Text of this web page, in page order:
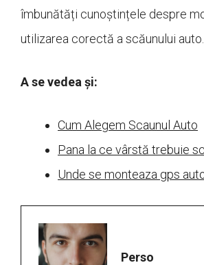
îmbunătăți cunoștințele despre
utilizarea corectă a scăunului auto.
A se vedea și:
Cum Alegem Scaunul Auto
Pana la ce vârstă trebuie
Unde se monteaza gps
Perso